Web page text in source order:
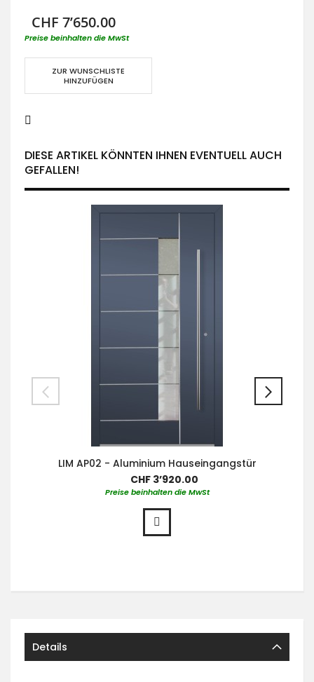
CHF 7’650.00
Preise beinhalten die MwSt
ZUR WUNSCHLISTE
HINZUFÜGEN
DIESE ARTIKEL KÖNNTEN IHNEN EVENTUELL AUCH
GEFALLEN!
LIM AP02 - Aluminium Hauseingangstür
CHF 3’920.00
Preise beinhalten die MwSt
Details